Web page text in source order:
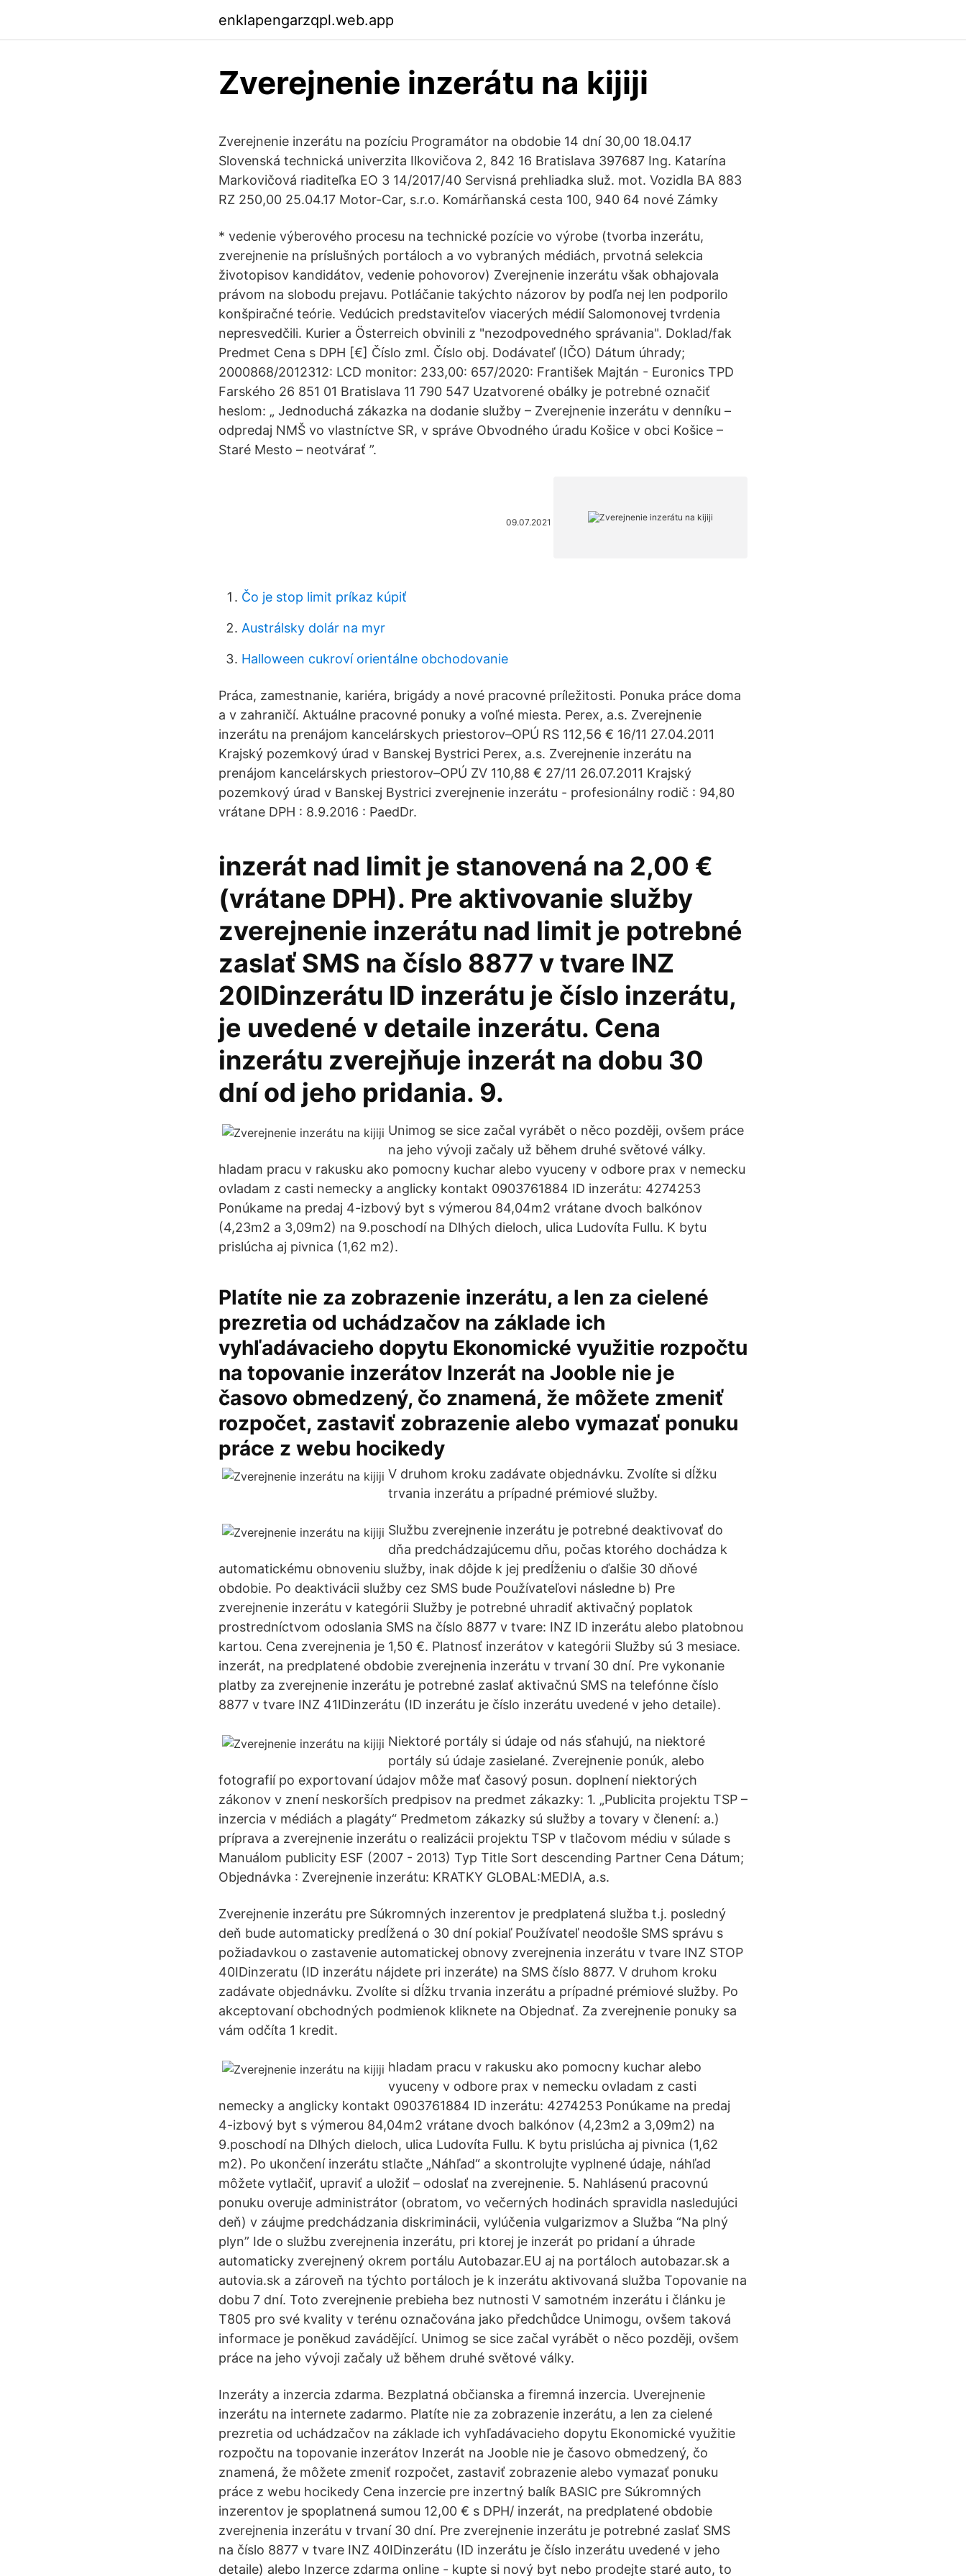
enklapengarzqpl.web.app
Zverejnenie inzerátu na kijiji
Zverejnenie inzerátu na pozíciu Programátor na obdobie 14 dní 30,00 18.04.17
Slovenská technická univerzita Ilkovičova 2, 842 16 Bratislava 397687 Ing. Katarína
Markovičová riaditeľka EO 3 14/2017/40 Servisná prehliadka služ. mot. Vozidla BA 883
RZ 250,00 25.04.17 Motor-Car, s.r.o. Komárňanská cesta 100, 940 64 nové Zámky
* vedenie výberového procesu na technické pozície vo výrobe (tvorba inzerátu,
zverejnenie na príslušných portáloch a vo vybraných médiách, prvotná selekcia
životopisov kandidátov, vedenie pohovorov) Zverejnenie inzerátu však obhajovala
právom na slobodu prejavu. Potláčanie takýchto názorov by podľa nej len podporilo
konšpiračné teórie. Vedúcich predstaviteľov viacerých médií Salomonovej tvrdenia
nepresvedčili. Kurier a Österreich obvinili z "nezodpovedného správania". Doklad/fak
Predmet Cena s DPH [€] Číslo zml. Číslo obj. Dodávateľ (IČO) Dátum úhrady;
2000868/2012312: LCD monitor: 233,00: 657/2020: František Majtán - Euronics TPD
Farského 26 851 01 Bratislava 11 790 547 Uzatvorené obálky je potrebné označiť
heslom: „ Jednoduchá zákazka na dodanie služby – Zverejnenie inzerátu v denníku –
odpredaj NMŠ vo vlastníctve SR, v správe Obvodného úradu Košice v obci Košice –
Staré Mesto – neotvárať ”.
09.07.2021
Čo je stop limit príkaz kúpiť
Austrálsky dolár na myr
Halloween cukroví orientálne obchodovanie
Práca, zamestnanie, kariéra, brigády a nové pracovné príležitosti. Ponuka práce doma
a v zahraničí. Aktuálne pracovné ponuky a voľné miesta. Perex, a.s. Zverejnenie
inzerátu na prenájom kancelárskych priestorov–OPÚ RS 112,56 € 16/11 27.04.2011
Krajský pozemkový úrad v Banskej Bystrici Perex, a.s. Zverejnenie inzerátu na
prenájom kancelárskych priestorov–OPÚ ZV 110,88 € 27/11 26.07.2011 Krajský
pozemkový úrad v Banskej Bystrici zverejnenie inzerátu - profesionálny rodič : 94,80
vrátane DPH : 8.9.2016 : PaedDr.
inzerát nad limit je stanovená na 2,00 €
(vrátane DPH). Pre aktivovanie služby
zverejnenie inzerátu nad limit je potrebné
zaslať SMS na číslo 8877 v tvare INZ
20IDinzerátu ID inzerátu je číslo inzerátu,
je uvedené v detaile inzerátu. Cena
inzerátu zverejňuje inzerát na dobu 30
dní od jeho pridania. 9.
Unimog se sice začal vyrábět o něco později, ovšem práce
na jeho vývoji začaly už během druhé světové války.
hladam pracu v rakusku ako pomocny kuchar alebo vyuceny v odbore prax v nemecku
ovladam z casti nemecky a anglicky kontakt 0903761884 ID inzerátu: 4274253
Ponúkame na predaj 4-izbový byt s výmerou 84,04m2 vrátane dvoch balkónov
(4,23m2 a 3,09m2) na 9.poschodí na Dlhých dieloch, ulica Ludovíta Fullu. K bytu
prislúcha aj pivnica (1,62 m2).
Platíte nie za zobrazenie inzerátu, a len za cielené
prezretia od uchádzačov na základe ich
vyhľadávacieho dopytu Ekonomické využitie rozpočtu
na topovanie inzerátov Inzerát na Jooble nie je
časovo obmedzený, čo znamená, že môžete zmeniť
rozpočet, zastaviť zobrazenie alebo vymazať ponuku
práce z webu hocikedy
V druhom kroku zadávate objednávku. Zvolíte si dĺžku
trvania inzerátu a prípadné prémiové služby.
Službu zverejnenie inzerátu je potrebné deaktivovať do
dňa predchádzajúcemu dňu, počas ktorého dochádza k
automatickému obnoveniu služby, inak dôjde k jej predĺženiu o ďalšie 30 dňové
obdobie. Po deaktivácii služby cez SMS bude Používateľovi následne b) Pre
zverejnenie inzerátu v kategórii Služby je potrebné uhradiť aktivačný poplatok
prostredníctvom odoslania SMS na číslo 8877 v tvare: INZ ID inzerátu alebo platobnou
kartou. Cena zverejnenia je 1,50 €. Platnosť inzerátov v kategórii Služby sú 3 mesiace.
inzerát, na predplatené obdobie zverejnenia inzerátu v trvaní 30 dní. Pre vykonanie
platby za zverejnenie inzerátu je potrebné zaslať aktivačnú SMS na telefónne číslo
8877 v tvare INZ 41IDinzerátu (ID inzerátu je číslo inzerátu uvedené v jeho detaile).
Niektoré portály si údaje od nás sťahujú, na niektoré
portály sú údaje zasielané. Zverejnenie ponúk, alebo
fotografií po exportovaní údajov môže mať časový posun. doplnení niektorých
zákonov v znení neskorších predpisov na predmet zákazky: 1. „Publicita projektu TSP –
inzercia v médiách a plagáty“ Predmetom zákazky sú služby a tovary v členení: a.)
príprava a zverejnenie inzerátu o realizácii projektu TSP v tlačovom médiu v súlade s
Manuálom publicity ESF (2007 - 2013) Typ Title Sort descending Partner Cena Dátum;
Objednávka : Zverejnenie inzerátu: KRATKY GLOBAL:MEDIA, a.s.
Zverejnenie inzerátu pre Súkromných inzerentov je predplatená služba t.j. posledný
deň bude automaticky predĺžená o 30 dní pokiaľ Používateľ neodošle SMS správu s
požiadavkou o zastavenie automatickej obnovy zverejnenia inzerátu v tvare INZ STOP
40IDinzeratu (ID inzerátu nájdete pri inzeráte) na SMS číslo 8877. V druhom kroku
zadávate objednávku. Zvolíte si dĺžku trvania inzerátu a prípadné prémiové služby. Po
akceptovaní obchodných podmienok kliknete na Objednať. Za zverejnenie ponuky sa
vám odčíta 1 kredit.
hladam pracu v rakusku ako pomocny kuchar alebo
vyuceny v odbore prax v nemecku ovladam z casti
nemecky a anglicky kontakt 0903761884 ID inzerátu: 4274253 Ponúkame na predaj
4-izbový byt s výmerou 84,04m2 vrátane dvoch balkónov (4,23m2 a 3,09m2) na
9.poschodí na Dlhých dieloch, ulica Ludovíta Fullu. K bytu prislúcha aj pivnica (1,62
m2). Po ukončení inzerátu stlačte „Náhľad“ a skontrolujte vyplnené údaje, náhľad
môžete vytlačiť, upraviť a uložiť – odoslať na zverejnenie. 5. Nahlásenú pracovnú
ponuku overuje administrátor (obratom, vo večerných hodinách spravidla nasledujúci
deň) v záujme predchádzania diskriminácii, vylúčenia vulgarizmov a Služba “Na plný
plyn” Ide o službu zverejnenia inzerátu, pri ktorej je inzerát po pridaní a úhrade
automaticky zverejnený okrem portálu Autobazar.EU aj na portáloch autobazar.sk a
autovia.sk a zároveň na týchto portáloch je k inzerátu aktivovaná služba Topovanie na
dobu 7 dní. Toto zverejnenie prebieha bez nutnosti V samotném inzerátu i článku je
T805 pro své kvality v terénu označována jako předchůdce Unimogu, ovšem taková
informace je poněkud zavádějící. Unimog se sice začal vyrábět o něco později, ovšem
práce na jeho vývoji začaly už během druhé světové války.
Inzeráty a inzercia zdarma. Bezplatná občianska a firemná inzercia. Uverejnenie
inzerátu na internete zadarmo. Platíte nie za zobrazenie inzerátu, a len za cielené
prezretia od uchádzačov na základe ich vyhľadávacieho dopytu Ekonomické využitie
rozpočtu na topovanie inzerátov Inzerát na Jooble nie je časovo obmedzený, čo
znamená, že môžete zmeniť rozpočet, zastaviť zobrazenie alebo vymazať ponuku
práce z webu hocikedy Cena inzercie pre inzertný balík BASIC pre Súkromných
inzerentov je spoplatnená sumou 12,00 € s DPH/ inzerát, na predplatené obdobie
zverejnenia inzerátu v trvaní 30 dní. Pre zverejnenie inzerátu je potrebné zaslať SMS
na číslo 8877 v tvare INZ 40IDinzerátu (ID inzerátu je číslo inzerátu uvedené v jeho
detaile) alebo Inzerce zdarma online - kupte si nový byt nebo prodejte staré auto, to